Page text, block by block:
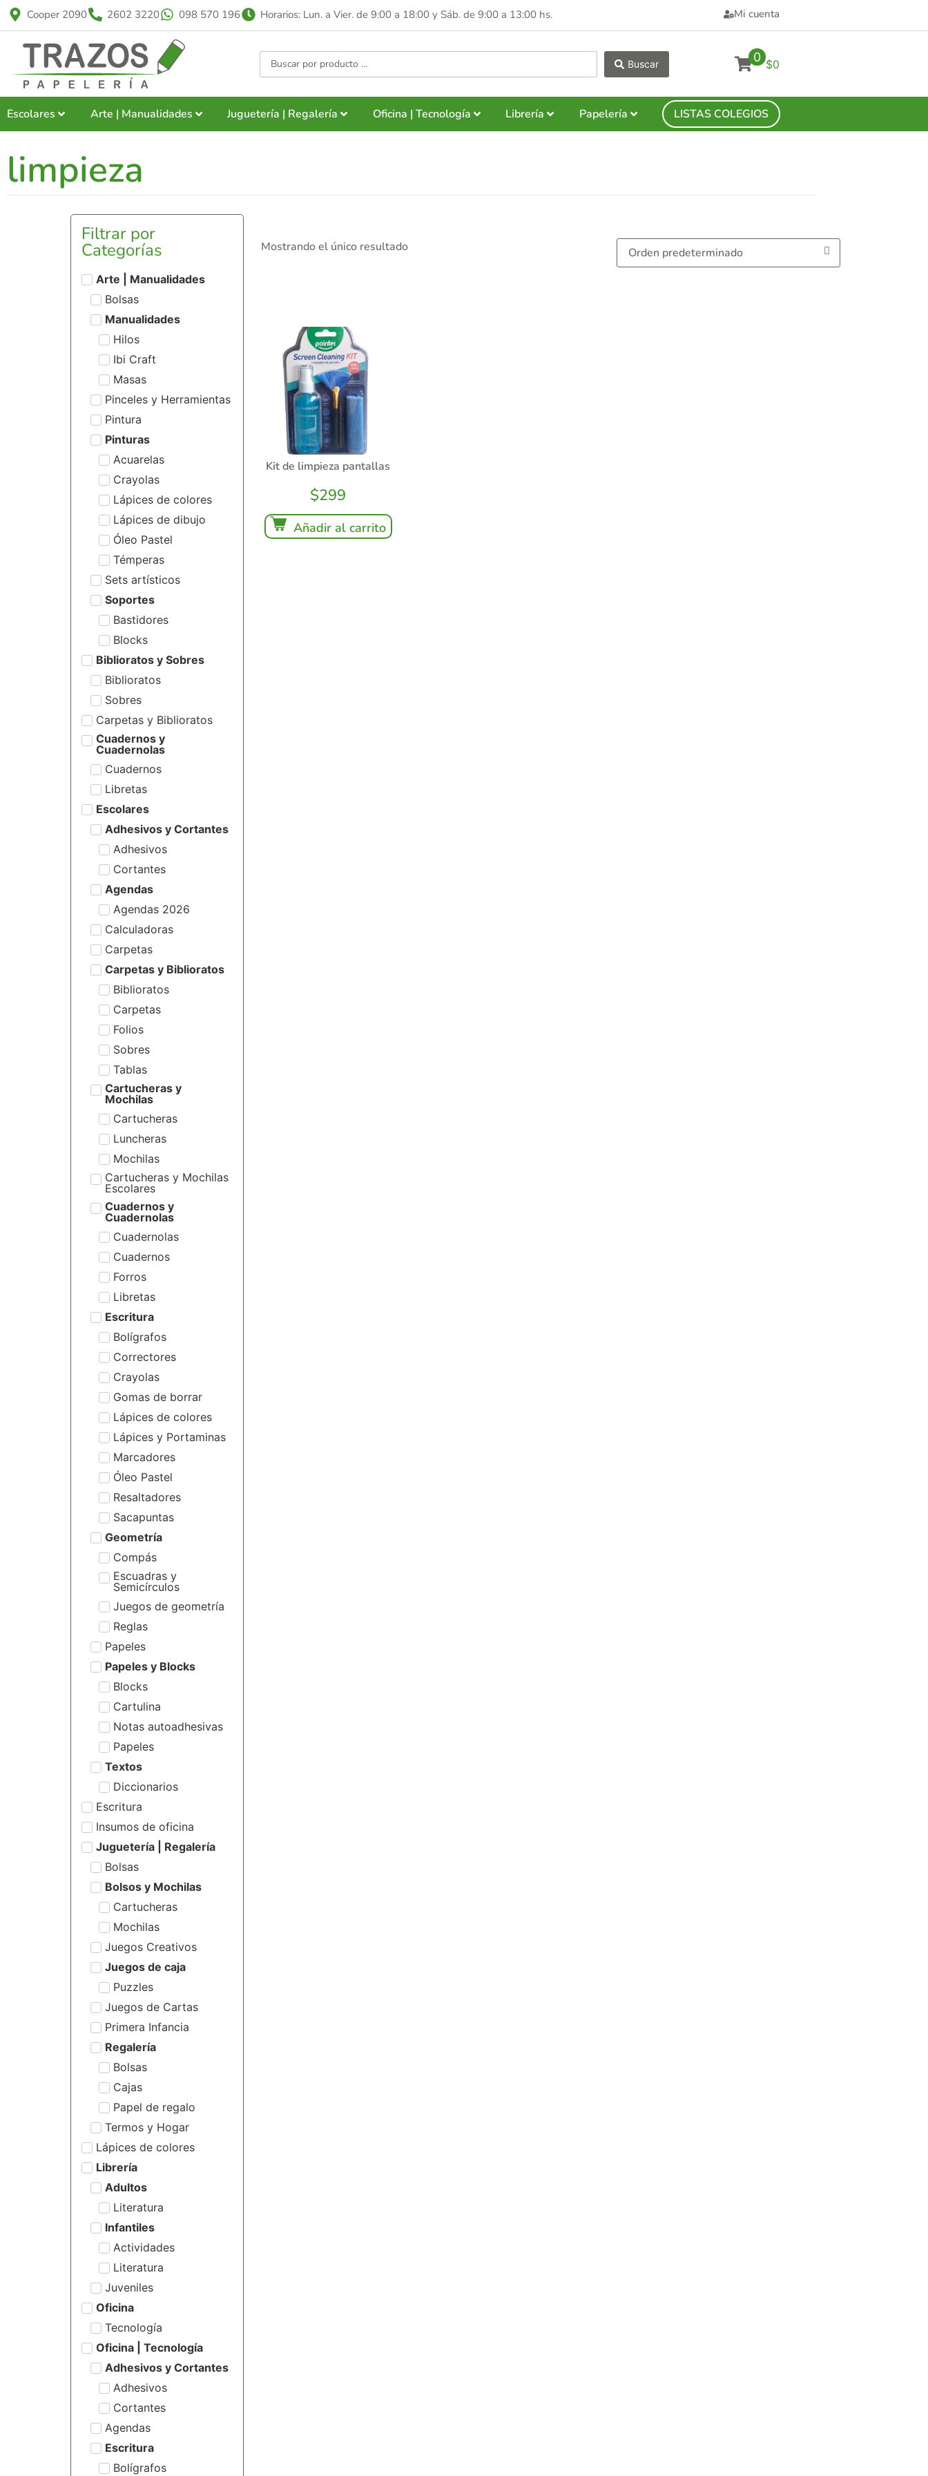
Cooper 2090 2602 3220 098 570 196 Horarios: Lun. a Vier. de 9:00 a 18:00 y Sáb. de 9:00 a 13:00 hs. Mi cuenta
Buscar 0 $0
Escolares Arte | Manualidades Juguetería | Regalería Oficina | Tecnología Librería Papelería LISTAS COLEGIOS
limpieza
Filtrar por
Categorías
Arte | Manualidades
Bolsas
Manualidades
Hilos
Ibi Craft
Masas
Pinceles y Herramientas
Pintura
Pinturas
Acuarelas
Crayolas
Lápices de colores
Lápices de dibujo
Óleo Pastel
Témperas
Sets artísticos
Soportes
Bastidores
Blocks
Biblioratos y Sobres
Biblioratos
Sobres
Carpetas y Biblioratos
Cuadernos y
Cuadernolas
Cuadernos
Libretas
Escolares
Adhesivos y Cortantes
Adhesivos
Cortantes
Agendas
Agendas 2026
Calculadoras
Carpetas
Carpetas y Biblioratos
Biblioratos
Carpetas
Folios
Sobres
Tablas
Cartucheras y
Mochilas
Cartucheras
Luncheras
Mochilas
Cartucheras y Mochilas
Escolares
Cuadernos y
Cuadernolas
Cuadernolas
Cuadernos
Forros
Libretas
Escritura
Bolígrafos
Correctores
Crayolas
Gomas de borrar
Lápices de colores
Lápices y Portaminas
Marcadores
Óleo Pastel
Resaltadores
Sacapuntas
Geometría
Compás
Escuadras y
Semicírculos
Juegos de geometría
Reglas
Papeles
Papeles y Blocks
Blocks
Cartulina
Notas autoadhesivas
Papeles
Textos
Diccionarios
Escritura
Insumos de oficina
Juguetería | Regalería
Bolsas
Bolsos y Mochilas
Cartucheras
Mochilas
Juegos Creativos
Juegos de caja
Puzzles
Juegos de Cartas
Primera Infancia
Regalería
Bolsas
Cajas
Papel de regalo
Termos y Hogar
Lápices de colores
Librería
Adultos
Literatura
Infantiles
Actividades
Literatura
Juveniles
Oficina
Tecnología
Oficina | Tecnología
Adhesivos y Cortantes
Adhesivos
Cortantes
Agendas
Escritura
Bolígrafos
Mostrando el único resultado
Kit de limpieza pantallas
$299
Añadir al carrito